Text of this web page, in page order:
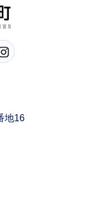
Twitter
公式Facebook
鳩山町公式
地16